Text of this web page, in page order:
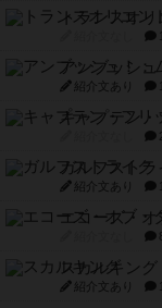
トランスオリ
アンブッシュ
紹介文あり
キャプテン
ガルフストラ
紹介文あり
エコーズ・オ
スカルキング
紹介文あり